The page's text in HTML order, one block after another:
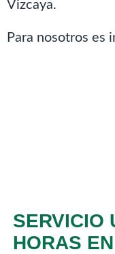
Vizcaya.
Para nosotros es
SERVICIO
HORAS